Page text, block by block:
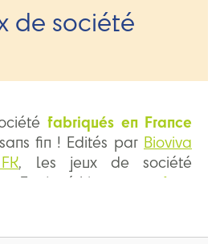
de société
fabriqués en France
fin ! Edités par Bioviva
, les jeux de société
Jeujouéthique sont
éco-
français de fabrication et